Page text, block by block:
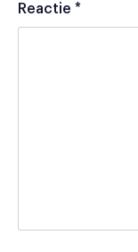
Reactie *